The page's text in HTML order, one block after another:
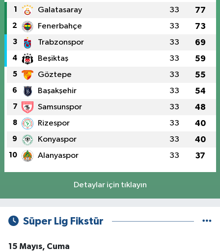
1 Galatasaray 33 77
2 Fenerbahçe 33 73
3 Trabzonspor 33 69
4 Beşiktaş 33 59
5 Göztepe 33 55
6 Başakşehir 33 54
7 Samsunspor 33 48
8 Rizespor 33 40
9 Konyaspor 33 40
10 Alanyaspor 33 37
Detaylar için tıklayın
Süper Lig Fikstür
15 Mayıs, Cuma